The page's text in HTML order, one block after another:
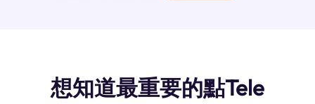
想知道最重要的點Tele